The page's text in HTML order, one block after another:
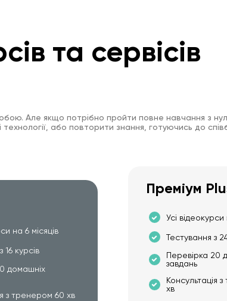
та сервісів
Але якщо потрібно пройти повне навчання з
або повторити знання, готуючись до
на 6 місяців
16 курсів
домашніх
з тренером 60 хв
Преміум
Усі відеокурси
Тестування з
Перевірка 20
завдань
Консультація
хв